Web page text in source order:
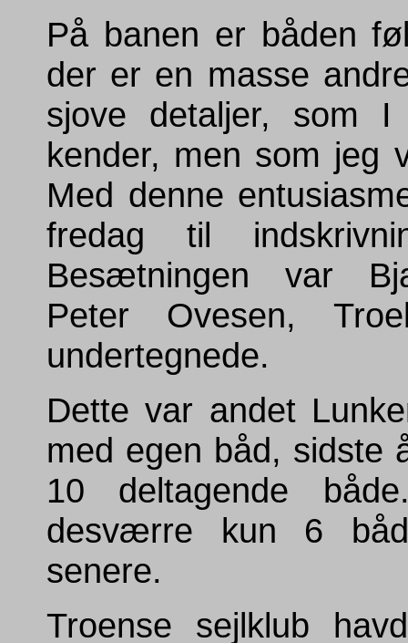
På banen er båden
der er en masse
sjove detaljer, som I
kender, men som jeg
Med denne
fredag til
Besætningen var
Peter Ovesen,
undertegnede.
Dette var andet
med egen båd, sidste
10 deltagende
desværre kun 6
senere.
Troense sejlklub